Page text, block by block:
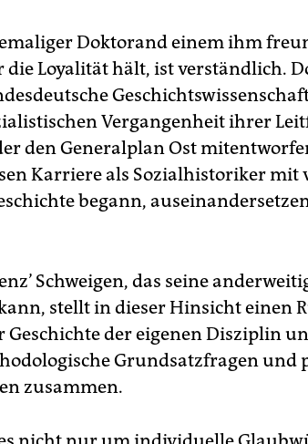
Doktorand einem ihm
Loyalität hält, ist verständlich.
Vergangenheit ihrer
den Generalplan Ost
Karriere als Sozialhistoriker
begann,
Schweigen, das seine
stellt in dieser Hinsicht einen
Geschichte der eigenen Disziplin
Grundsatzfragen und
zusammen.